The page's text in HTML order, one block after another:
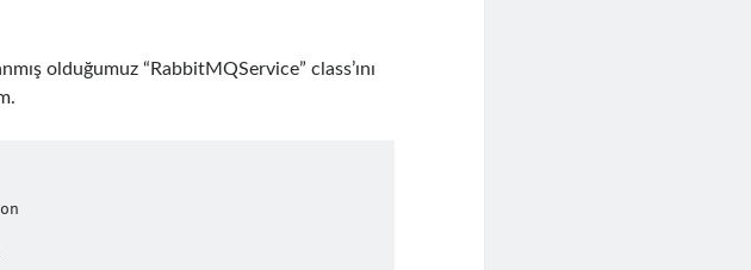
olduğumuz “RabbitMQService” class’ını